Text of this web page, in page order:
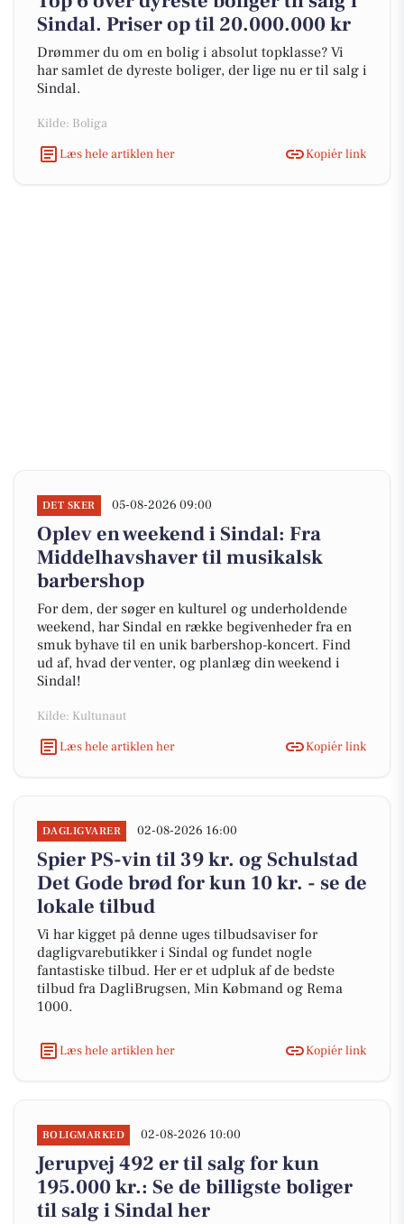
Sindal. Priser op til 20.000.000 kr
Drømmer du om en bolig i absolut topklasse? Vi
har samlet de dyreste boliger, der lige nu er til salg i
Sindal.
Kilde: Boliga
Læs hele artiklen her
Kopiér link
DET SKER 05-08-2026 09:00
Oplev en weekend i Sindal: Fra
Middelhavshaver til musikalsk
barbershop
For dem, der søger en kulturel og underholdende
weekend, har Sindal en række begivenheder fra en
smuk byhave til en unik barbershop-koncert. Find
ud af, hvad der venter, og planlæg din weekend i
Sindal!
Kilde: Kultunaut
Læs hele artiklen her
Kopiér link
DAGLIGVARER 02-08-2026 16:00
Spier PS-vin til 39 kr. og Schulstad
Det Gode brød for kun 10 kr. - se de
lokale tilbud
Vi har kigget på denne uges tilbudsaviser for
dagligvarebutikker i Sindal og fundet nogle
fantastiske tilbud. Her er et udpluk af de bedste
tilbud fra DagliBrugsen, Min Købmand og Rema
1000.
Læs hele artiklen her Kopiér link
BOLIGMARKED 02-08-2026 10:00
Jerupvej 492 er til salg for kun
195.000 kr.: Se de billigste boliger
til salg i Sindal her